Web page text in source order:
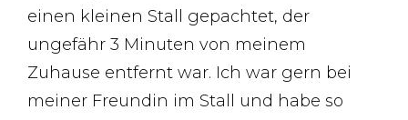
einen kleinen Stall gepachtet, der
ungefähr 3 Minuten von meinem
Zuhause entfernt war. Ich war gern bei
meiner Freundin im Stall und habe so